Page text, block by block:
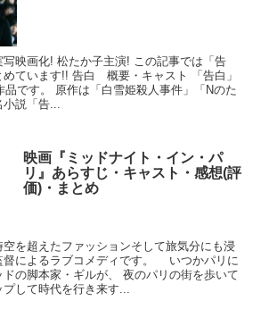
映画化! 松たか子主演! この記事では「告
めています!! 告白 概要・キャスト 「告白」
品です。 原作は「白雪姫殺人事件」「Nのた
説「告...
映画『ミッドナイト・イン・パ
リ』あらすじ・キャスト・感想(評
価)・まとめ
を超えたファッションそして旅気分にも浸
督によるラブコメディです。 いつかパリに
の脚本家・ギルが、 夜のパリの街を歩いて
して時代を行き来す...